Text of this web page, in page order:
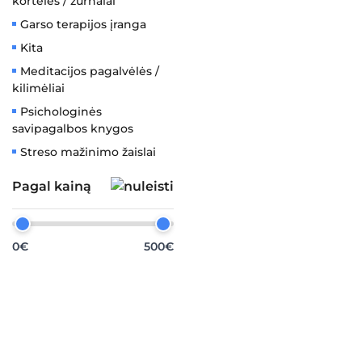
Garso terapijos įranga
Kita
Meditacijos pagalvėlės /
kilimėliai
Psichologinės
savipagalbos knygos
Streso mažinimo žaislai
Pagal kainą
0€ 500€